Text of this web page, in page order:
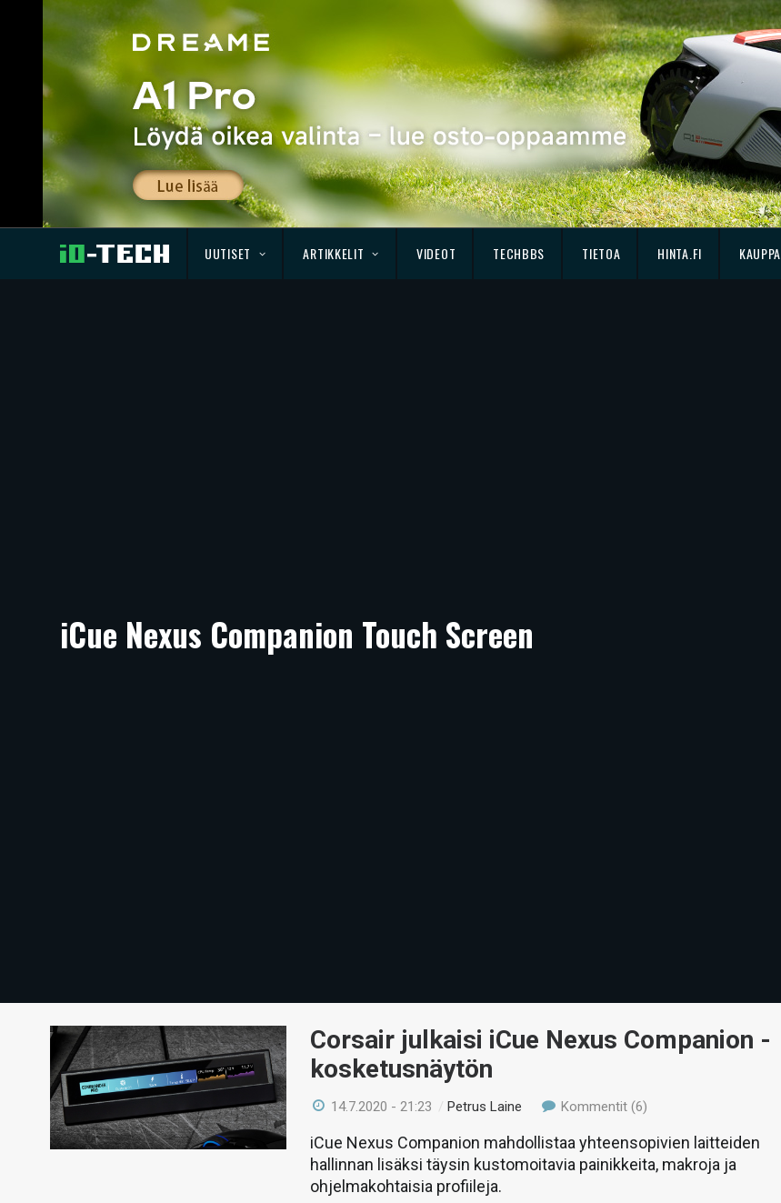
UUTISET ARTIKKELIT VIDEOT TECHBBS TIETOA HINTA.FI KAUPPA
iCue Nexus Companion Touch Screen
Corsair julkaisi iCue Nexus Companion -
kosketusnäytön
14.7.2020 - 21:23 /Petrus Laine Kommentit (6)
iCue Nexus Companion mahdollistaa yhteensopivien laitteiden
hallinnan lisäksi täysin kustomoitavia painikkeita, makroja ja
ohjelmakohtaisia profiileja.